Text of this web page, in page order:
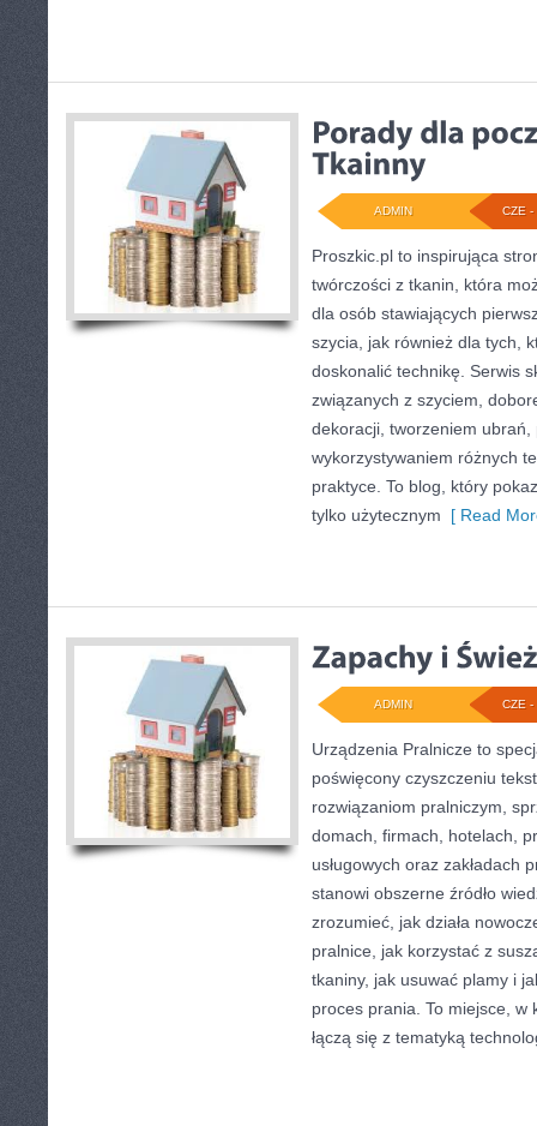
CZE -
ADMIN
Proszkic.pl to inspirująca
twórczości z tkanin, która
dla osób stawiających
szycia, jak również dla tych,
doskonalić technikę. Serwis
związanych z szyciem,
dekoracji, tworzeniem
wykorzystywaniem różnych
praktyce. To blog, który
tylko użytecznym [ Read
CZE -
ADMIN
Urządzenia Pralnicze to
poświęcony czyszczeniu
rozwiązaniom pralniczym,
domach, firmach, hotelach,
usługowych oraz zakładach
stanowi obszerne źródło
zrozumieć, jak działa
pralnice, jak korzystać z
tkaniny, jak usuwać plamy i
proces prania. To miejsce, w
łączą się z tematyką